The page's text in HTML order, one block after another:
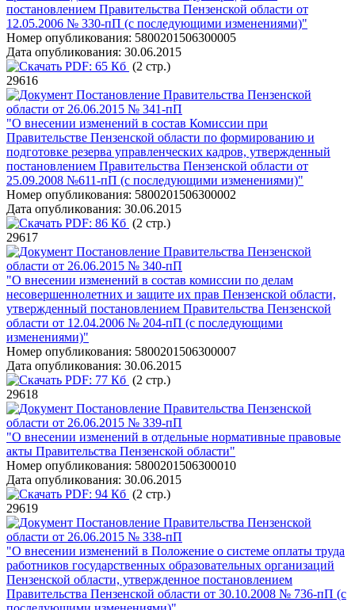
постановлением Правительства Пензенской области от
12.05.2006 № 330-пП (с последующими изменениями)"
Номер опубликования: 5800201506300005
Дата опубликования: 30.06.2015
PDF: 65 Кб (2 стр.)
29616
Постановление Правительства Пензенской
области от 26.06.2015 № 341-пП
"О внесении изменений в состав Комиссии при
Правительстве Пензенской области по формированию и
подготовке резерва управленческих кадров, утвержденный
постановлением Правительства Пензенской области от
25.09.2008 №611-пП (с последующими изменениями)"
Номер опубликования: 5800201506300002
Дата опубликования: 30.06.2015
PDF: 86 Кб (2 стр.)
29617
Постановление Правительства Пензенской
области от 26.06.2015 № 340-пП
"О внесении изменений в состав комиссии по делам
несовершеннолетних и защите их прав Пензенской области,
утвержденный постановлением Правительства Пензенской
области от 12.04.2006 № 204-пП (с последующими
изменениями)"
Номер опубликования: 5800201506300007
Дата опубликования: 30.06.2015
PDF: 77 Кб (2 стр.)
29618
Постановление Правительства Пензенской
области от 26.06.2015 № 339-пП
"О внесении изменений в отдельные нормативные правовые
акты Правительства Пензенской области"
Номер опубликования: 5800201506300010
Дата опубликования: 30.06.2015
PDF: 94 Кб (2 стр.)
29619
Постановление Правительства Пензенской
области от 26.06.2015 № 338-пП
"О внесении изменений в Положение о системе оплаты труда
работников государственных образовательных организаций
Пензенской области, утвержденное постановлением
Правительства Пензенской области от 30.10.2008 № 736-пП (с